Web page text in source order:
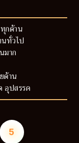
กด้าน
นทั่วไป
มาก
ด้าน
อุปสรรค
5